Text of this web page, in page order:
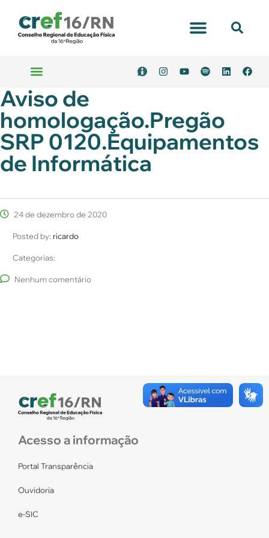
Aviso de
homologação.Pregão
SRP 0120.Equipamentos
de Informática
24 de dezembro de 2020
Posted by: ricardo
Categorias:
Nenhum comentário
Acesso a informação
Portal Transparência
Ouvidoria
e-SIC